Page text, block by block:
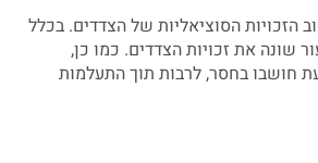
הזכויות הסוציאליות של הצדדים. בכלל
שונה את זכויות הצדדים. כמו כן,
חושבו בחסר, לרבות תוך התעלמות